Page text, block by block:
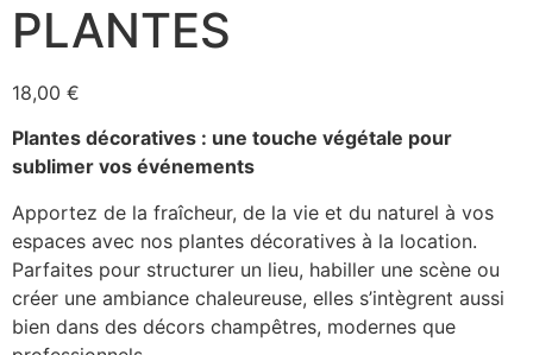
PLANTES
18,00 €
Plantes décoratives : une touche végétale pour
sublimer vos événements
Apportez de la fraîcheur, de la vie et du naturel à vos
espaces avec nos plantes décoratives à la location.
Parfaites pour structurer un lieu, habiller une scène ou
créer une ambiance chaleureuse, elles s’intègrent aussi
bien dans des décors champêtres, modernes que